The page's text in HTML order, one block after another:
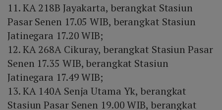
11. KA 218B Jayakarta, berangkat Stasiun
Pasar Senen 17.05 WIB, berangkat Stasiun
Jatinegara 17.20 WIB;
12. KA 268A Cikuray, berangkat Stasiun Pasar
Senen 17.35 WIB, berangkat Stasiun
Jatinegara 17.49 WIB;
13. KA 140A Senja Utama Yk, berangkat
Stasiun Pasar Senen 19.00 WIB, berangkat